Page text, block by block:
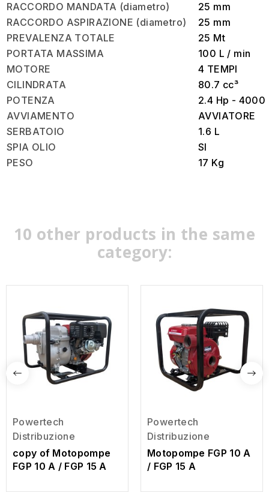
RACCORDO MANDATA (diametro)
25 mm
RACCORDO ASPIRAZIONE (diametro)
25 mm
PREVALENZA TOTALE
25 Mt
PORTATA MASSIMA
100 L / min
MOTORE
4 TEMPI
CILINDRATA
80.7 cc³
POTENZA
2.4 Hp - 4000
AVVIAMENTO
AVVIATORE
SERBATOIO
1.6 L
SPIA OLIO
SI
PESO
17 Kg
10 other products in the same
category:
Powertech
Distribuzione
copy of Motopompe
FGP 10 A / FGP 15 A
Powertech
Distribuzione
Motopompe FGP 10 A
/ FGP 15 A